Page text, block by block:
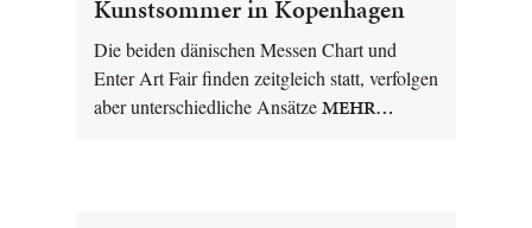
Kunstsommer in Kopenhagen
Die beiden dänischen Messen Chart und
Enter Art Fair finden zeitgleich statt, verfolgen
aber unterschiedliche AnsätzeMEHR…